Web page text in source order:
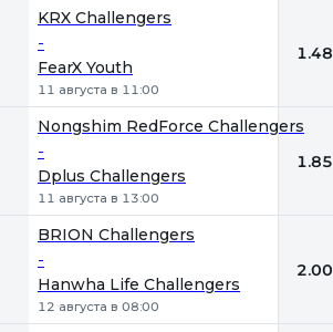
KRX Challengers
-
FearX Youth
11 августа в 11:00
1.48
Nongshim RedForce Challengers
-
Dplus Challengers
11 августа в 13:00
1.85
BRION Challengers
-
Hanwha Life Challengers
12 августа в 08:00
2.00